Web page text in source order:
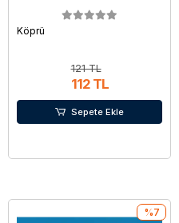
Köprü
121 TL
112 TL
Sepete Ekle
%7